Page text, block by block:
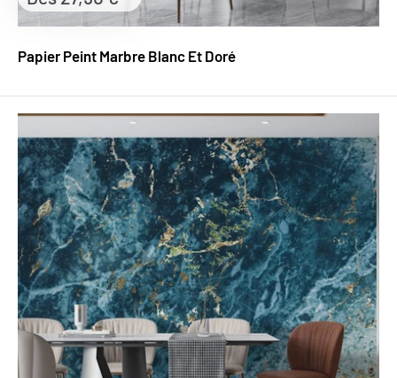
Papier Peint Marbre Blanc Et Doré
réduit